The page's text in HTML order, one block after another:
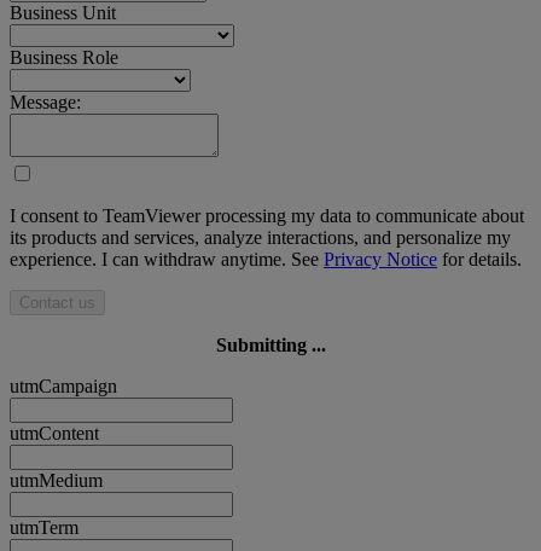
Business Unit
Business Role
Message:
I consent to TeamViewer processing my data to communicate about
its products and services, analyze interactions, and personalize my
experience. I can withdraw anytime. See Privacy Notice for details.
Contact us
Submitting ...
utmCampaign
utmContent
utmMedium
utmTerm